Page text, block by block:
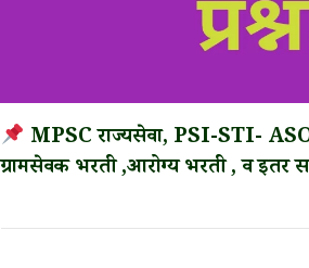
MPSC राज्यसेवा, PSI-STI-
ग्रामसेवक भरती ,आरोग्य भरती , व इतर